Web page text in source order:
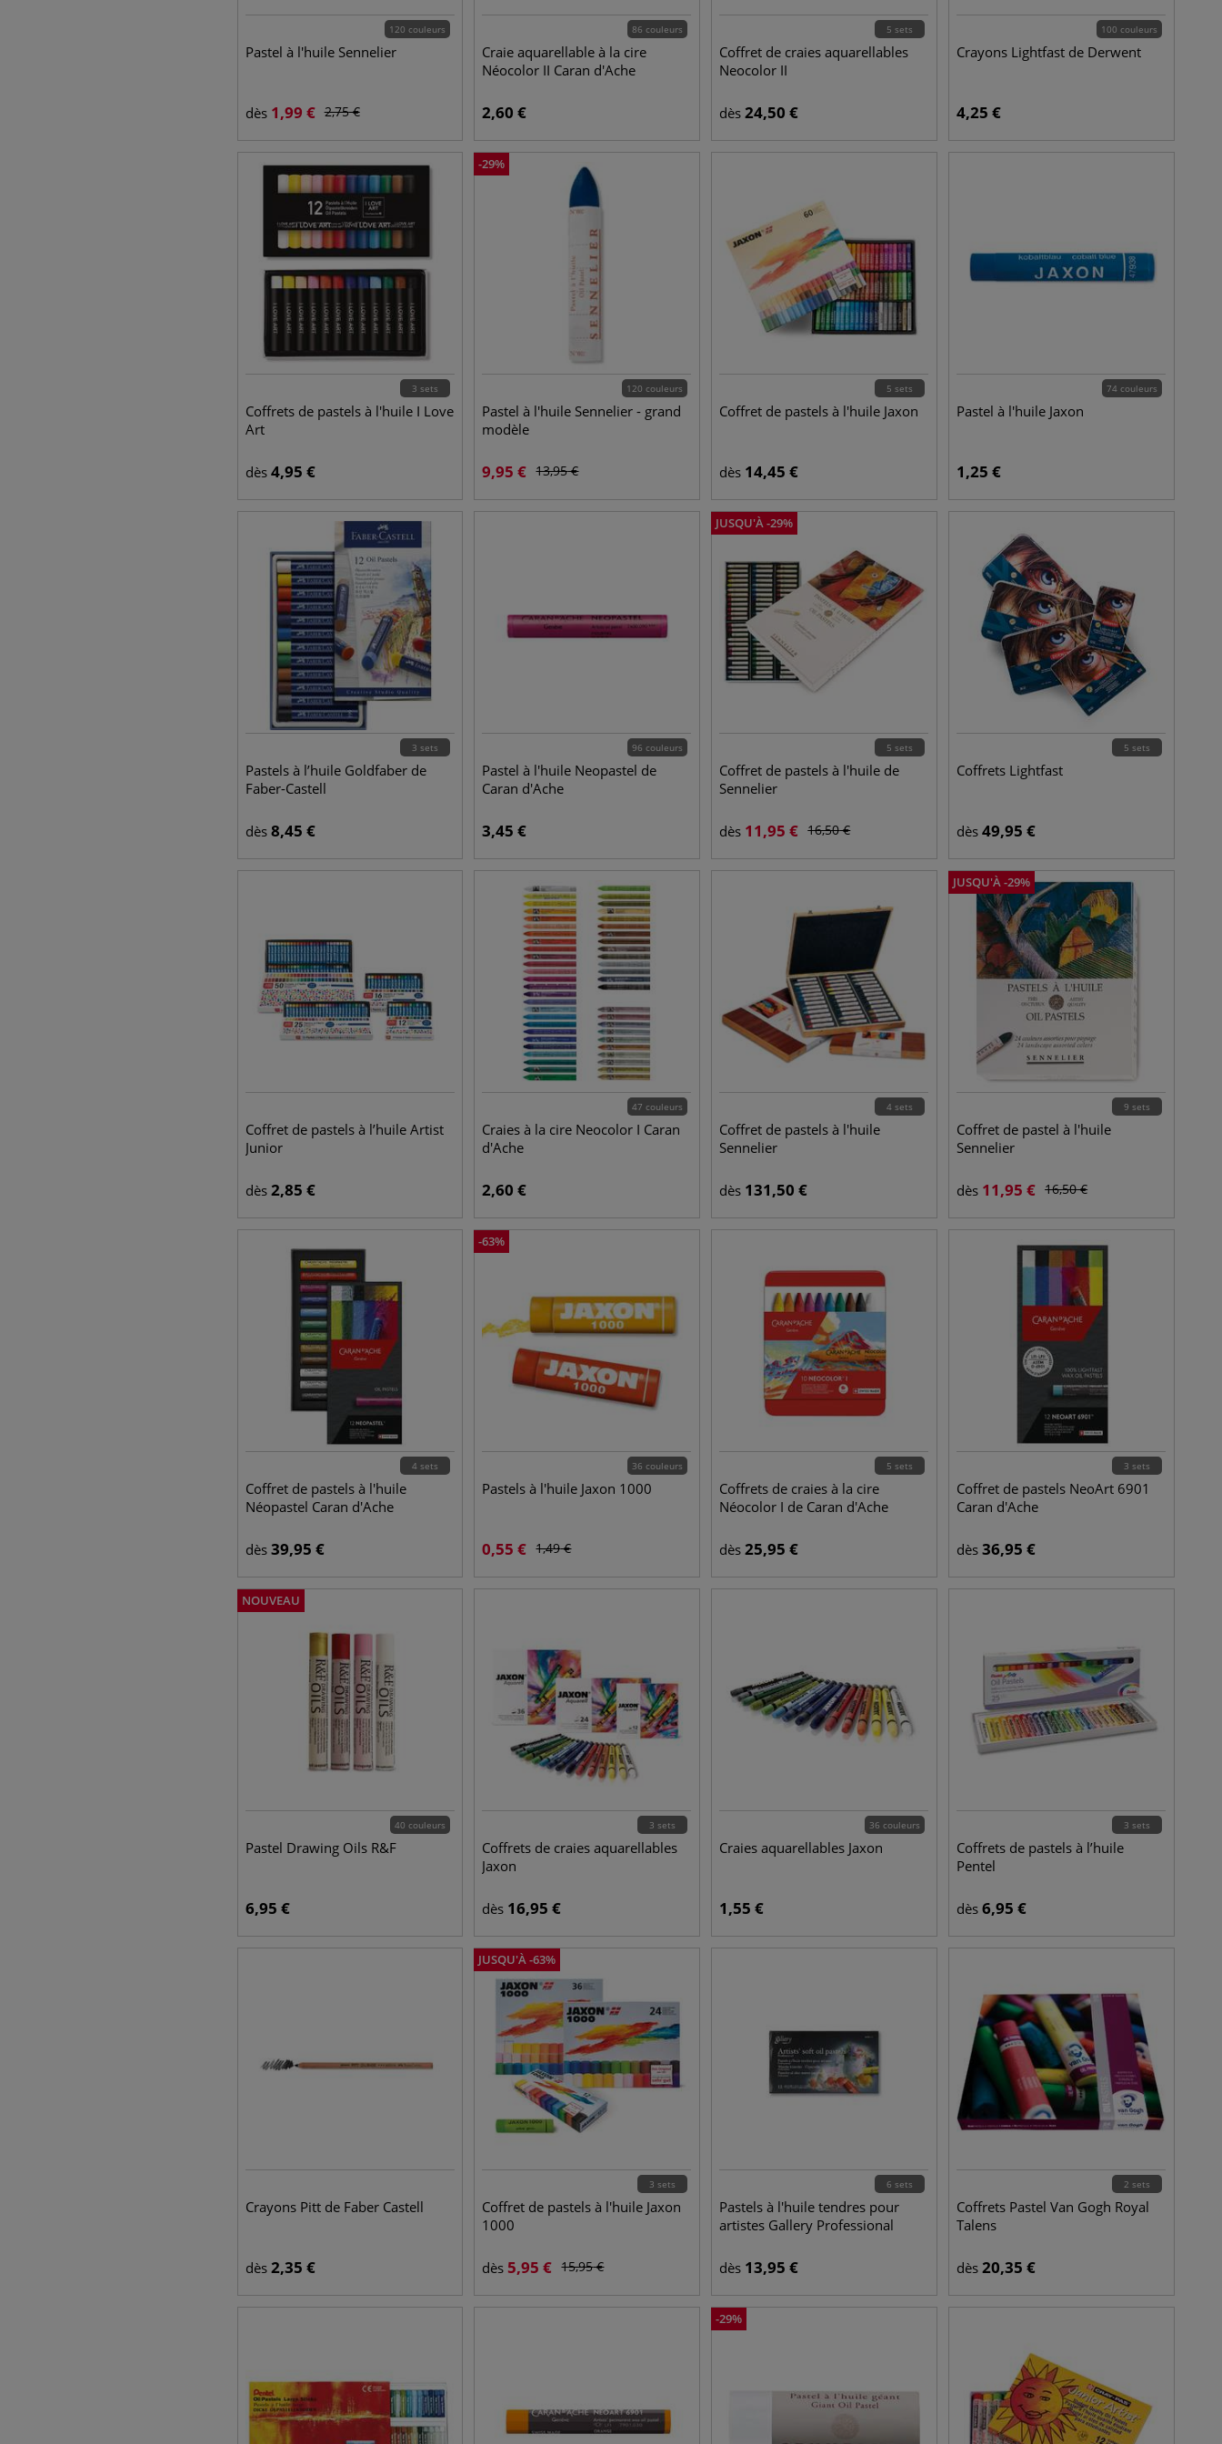
120 couleurs
Pastel à l'huile Sennelier
dès 1,99 € 2,75€
86 couleurs
Craie aquarellable à la cire
Néocolor II Caran d'Ache
2,60 €
5 sets
Coffret de craies aquarellables
Neocolor II
dès 24,50 €
100 couleurs
Crayons Lightfast de Derwent
4,25 €
3 sets
Coffrets de pastels à l'huile I Love
Art
dès 4,95 €
-29%
120 couleurs
Pastel à l'huile Sennelier - grand
modèle
9,95 € 13,95€
5 sets
Coffret de pastels à l'huile Jaxon
dès 14,45 €
74 couleurs
Pastel à l'huile Jaxon
1,25 €
3 sets
Pastels à l’huile Goldfaber de
Faber-Castell
dès 8,45 €
96 couleurs
Pastel à l'huile Neopastel de
Caran d'Ache
3,45 €
JUSQU'À-29%
5 sets
Coffret de pastels à l'huile de
Sennelier
dès 11,95 € 16,50€
5 sets
Coffrets Lightfast
dès 49,95 €
Coffret de pastels à l’huile Artist
Junior
dès 2,85 €
47 couleurs
Craies à la cire Neocolor I Caran
d'Ache
2,60 €
4 sets
Coffret de pastels à l'huile
Sennelier
dès 131,50 €
JUSQU'À-29%
9 sets
Coffret de pastel à l'huile
Sennelier
dès 11,95 € 16,50€
4 sets
Coffret de pastels à l'huile
Néopastel Caran d'Ache
dès 39,95 €
-63%
36 couleurs
Pastels à l'huile Jaxon 1000
0,55 € 1,49€
5 sets
Coffrets de craies à la cire
Néocolor I de Caran d'Ache
dès 25,95 €
3 sets
Coffret de pastels NeoArt 6901
Caran d'Ache
dès 36,95 €
NOUVEAU
40 couleurs
Pastel Drawing Oils R&F
6,95 €
3 sets
Coffrets de craies aquarellables
Jaxon
dès 16,95 €
36 couleurs
Craies aquarellables Jaxon
1,55 €
3 sets
Coffrets de pastels à l’huile
Pentel
dès 6,95 €
Crayons Pitt de Faber Castell
dès 2,35 €
JUSQU'À-63%
3 sets
Coffret de pastels à l'huile Jaxon
1000
dès 5,95 € 15,95€
6 sets
Pastels à l'huile tendres pour
artistes Gallery Professional
dès 13,95 €
2 sets
Coffrets Pastel Van Gogh Royal
Talens
dès 20,35 €
-29%